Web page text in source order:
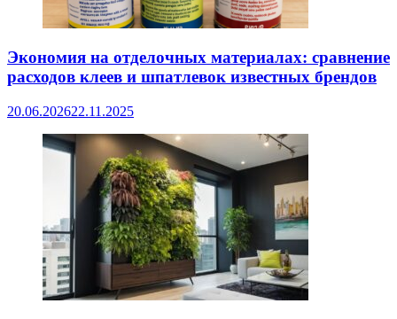
Экономия на отделочных материалах: сравнение
расходов клеев и шпатлевок известных брендов
20.06.202622.11.2025